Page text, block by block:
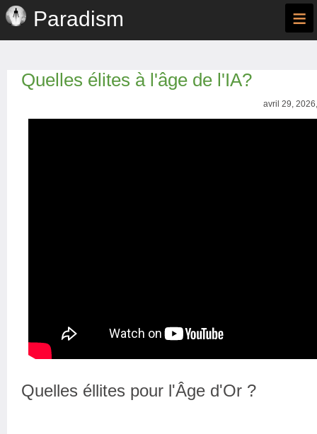
Paradism ≡
Quelles élites à l'âge de l'IA?
avril 29,
Quelles éllites pour l'Âge d'Or ?